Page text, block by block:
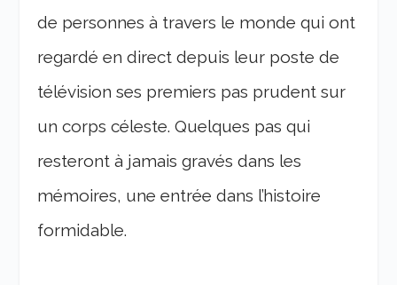
de personnes à travers le monde qui ont
regardé en direct depuis leur poste de
télévision ses premiers pas prudent sur
un corps céleste. Quelques pas qui
resteront à jamais gravés dans les
mémoires, une entrée dans l’histoire
formidable.